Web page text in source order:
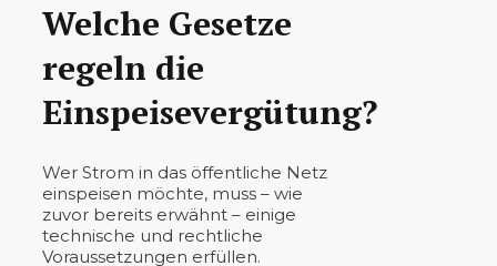
Welche Gesetze
regeln die
Einspeisevergütung?
Wer Strom in das öffentliche Netz
einspeisen möchte, muss – wie
zuvor bereits erwähnt – einige
technische und rechtliche
Voraussetzungen erfüllen.